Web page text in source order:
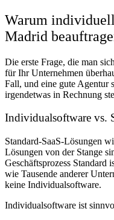
Warum
Madrid
Die erste Frage, die man
für Ihr Unternehmen
Fall, und eine gute Agentur
irgendetwas in Rechnung
Individualsoftware vs.
Standard-SaaS-Lösungen
Lösungen von der Stange
Geschäftsprozess Standard
wie Tausende anderer
keine Individualsoftware.
Individualsoftware ist